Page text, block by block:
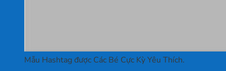
Mẫu Hashtag được Các Bé Cực Kỳ Yêu Thích.